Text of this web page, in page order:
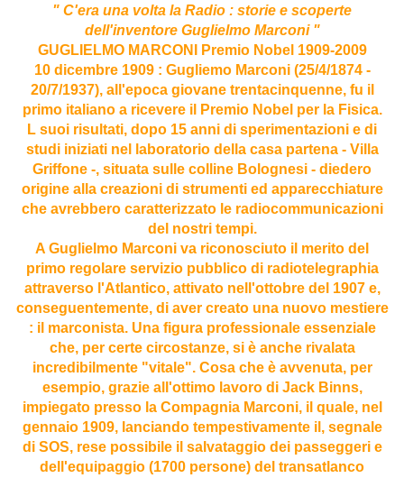
" C'era una volta la Radio : storie e scoperte
dell'inventore Guglielmo Marconi "
GUGLIELMO MARCONI Premio Nobel 1909-2009
10 dicembre 1909 : Gugliemo Marconi (25/4/1874 -
20/7/1937), all'epoca giovane trentacinquenne, fu il
primo italiano a ricevere il Premio Nobel per la Fisica.
L suoi risultati, dopo 15 anni di sperimentazioni e di
studi iniziati nel laboratorio della casa partena - Villa
Griffone -, situata sulle colline Bolognesi - diedero
origine alla creazioni di strumenti ed apparecchiature
che avrebbero caratterizzato le radiocommunicazioni
del nostri tempi.
A Guglielmo Marconi va riconosciuto il merito del
primo regolare servizio pubblico di radiotelegraphia
attraverso l'Atlantico, attivato nell'ottobre del 1907 e,
conseguentemente, di aver creato una nuovo mestiere
: il marconista. Una figura professionale essenziale
che, per certe circostanze, si è anche rivalata
incredibilmente "vitale". Cosa che è avvenuta, per
esempio, grazie all'ottimo lavoro di Jack Binns,
impiegato presso la Compagnia Marconi, il quale, nel
gennaio 1909, lanciando tempestivamente il, segnale
di SOS, rese possibile il salvataggio dei passeggeri e
dell'equipaggio (1700 persone) del transatlanco